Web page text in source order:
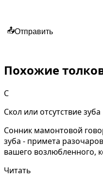
📤Отправить
Похожие
С
Скол или отсутствие зуба
Сонник мамонтовой говорит, что скол или отсутствие
зуба - примета
вашего возлюбленного,
Читать